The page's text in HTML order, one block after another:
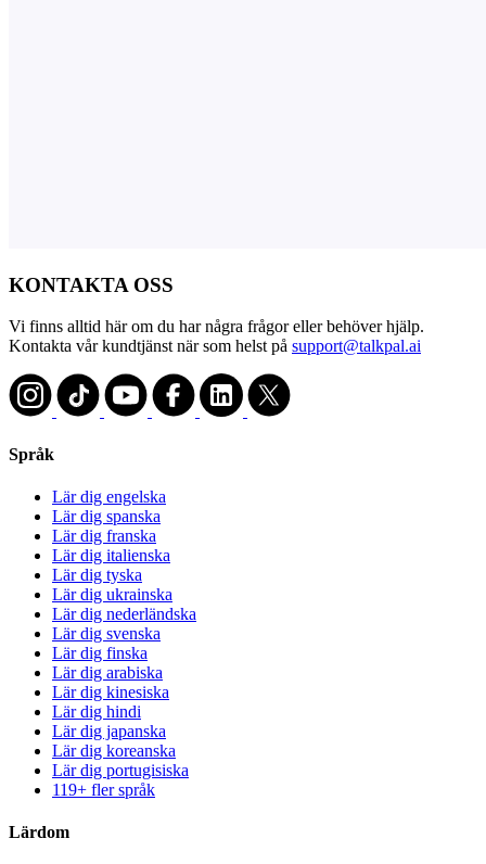
KONTAKTA OSS
Vi finns alltid här om du har några frågor eller behöver hjälp.
Kontakta vår kundtjänst när som helst på support@talkpal.ai
Språk
Lär dig engelska
Lär dig spanska
Lär dig franska
Lär dig italienska
Lär dig tyska
Lär dig ukrainska
Lär dig nederländska
Lär dig svenska
Lär dig finska
Lär dig arabiska
Lär dig kinesiska
Lär dig hindi
Lär dig japanska
Lär dig koreanska
Lär dig portugisiska
119+ fler språk
Lärdom